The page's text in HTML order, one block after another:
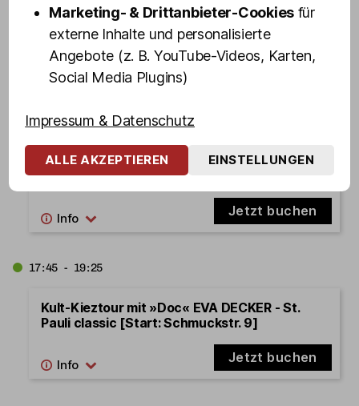
Olivia Ahoi! Hamburgs schrille Party-
Hafenrundfahrt mit OLIVIA JONES und Familie
Jetzt buchen
16:45 - 18:25
Kult-Kieztour mit Türsteher DENNIS SCHMIDT
[Start: Olivias Show Club]
Jetzt buchen
17:45 - 19:25
Kult-Kieztour mit »Doc« EVA DECKER - St.
Pauli classic [Start: Schmuckstr. 9]
Jetzt buchen
Marketing- & Drittanbieter-Cookies für
externe Inhalte und personalisierte
Angebote (z. B. YouTube-Videos, Karten,
Social Media Plugins)
Impressum & Datenschutz
ALLE AKZEPTIEREN EINSTELLUNGEN